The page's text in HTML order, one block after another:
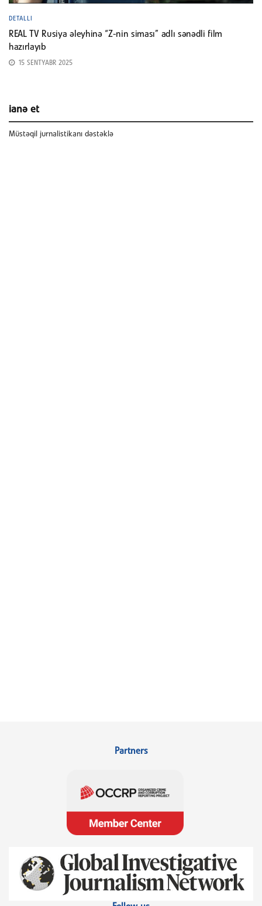
DETALLI
REAL TV Rusiya əleyhinə “Z-nin siması” adlı sənədli film
hazırlayıb
15 SENTYABR 2025
ianə et
Müstəqil jurnalistikanı dəstəklə
Partners